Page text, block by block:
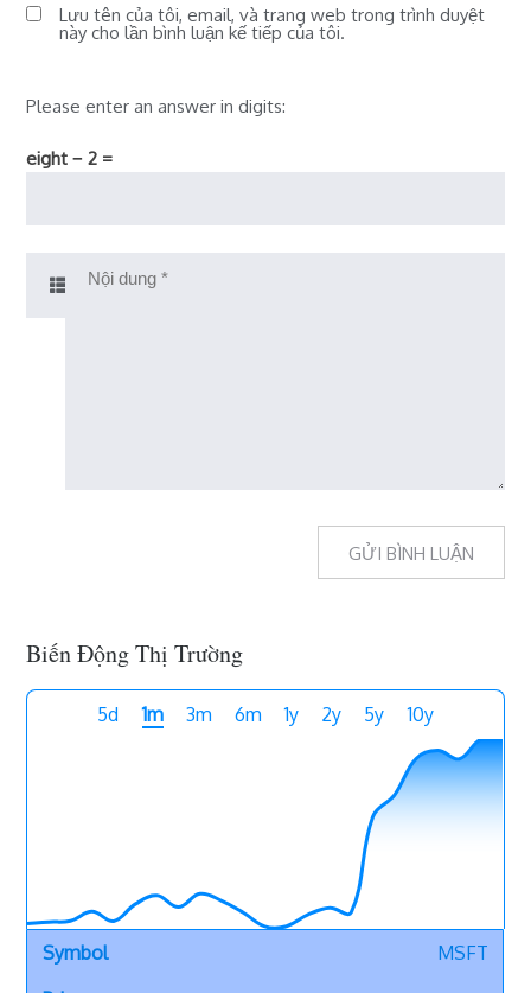
Lưu tên của tôi, email, và trang web trong trình duyệt
này cho lần bình luận kế tiếp của tôi.
Please enter an answer in digits:
eight − 2 =
Biến Động Thị Trường
5d 1m 3m 6m 1y 2y 5y 10y
MSFT